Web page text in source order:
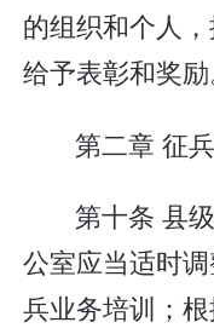
的组织和个人
给予表彰和奖励
第二章 征
第十条 县
公室应当适时
兵业务培训；